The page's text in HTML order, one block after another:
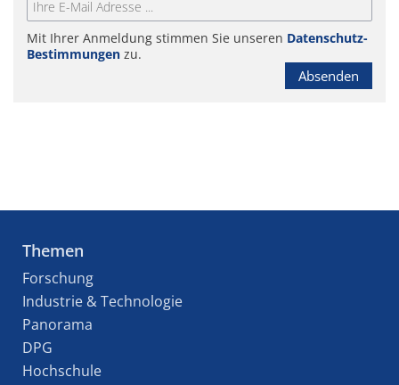
Mit Ihrer Anmeldung stimmen Sie unseren Datenschutz-
Bestimmungen zu.
Absenden
Themen
Forschung
Industrie & Technologie
Panorama
DPG
Hochschule